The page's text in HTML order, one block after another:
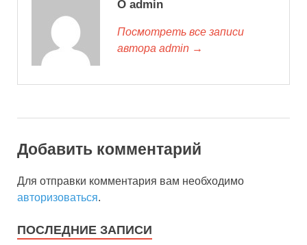
О admin
Посмотреть все записи
автора admin →
Добавить комментарий
Для отправки комментария вам необходимо
авторизоваться.
ПОСЛЕДНИЕ ЗАПИСИ